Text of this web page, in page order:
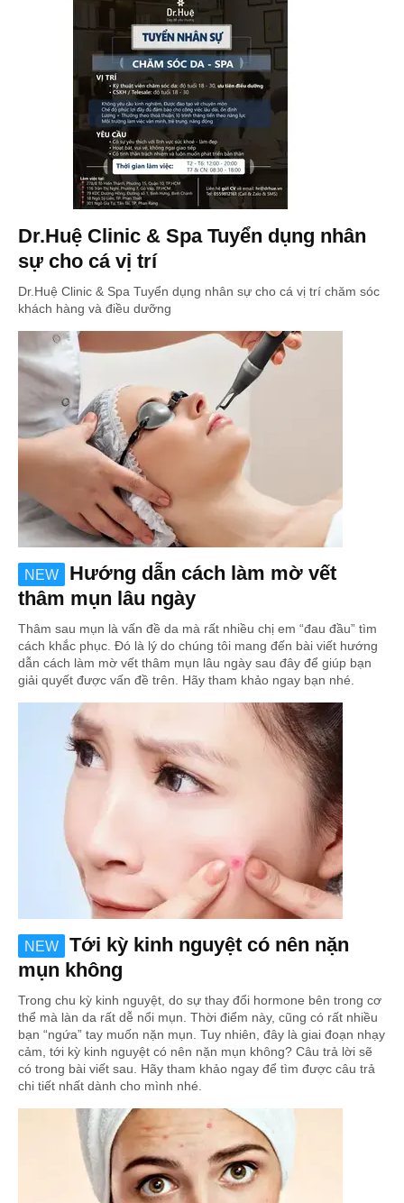
Dr.Huệ Clinic & Spa Tuyển dụng nhân
sự cho cá vị trí
Dr.Huệ Clinic & Spa Tuyển dụng nhân sự cho cá vị trí chăm sóc
khách hàng và điều dưỡng
NEW
Hướng dẫn cách làm mờ vết
thâm mụn lâu ngày
Thâm sau mụn là vấn đề da mà rất nhiều chị em “đau đầu” tìm
cách khắc phục. Đó là lý do chúng tôi mang đến bài viết hướng
dẫn cách làm mờ vết thâm mụn lâu ngày sau đây để giúp bạn
giải quyết được vấn đề trên. Hãy tham khảo ngay bạn nhé.
NEW
Tới kỳ kinh nguyệt có nên nặn
mụn không
Trong chu kỳ kinh nguyệt, do sự thay đổi hormone bên trong cơ
thể mà làn da rất dễ nổi mụn. Thời điểm này, cũng có rất nhiều
bạn “ngứa” tay muốn nặn mụn. Tuy nhiên, đây là giai đoạn nhạy
cảm, tới kỳ kinh nguyệt có nên nặn mụn không? Câu trả lời sẽ
có trong bài viết sau. Hãy tham khảo ngay để tìm được câu trả
chi tiết nhất dành cho mình nhé.